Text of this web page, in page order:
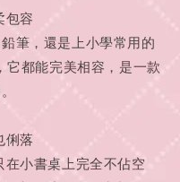
包容
筆，還是上小學常用的
都能完美相容，是一款
俐落
小書桌上完全不佔空